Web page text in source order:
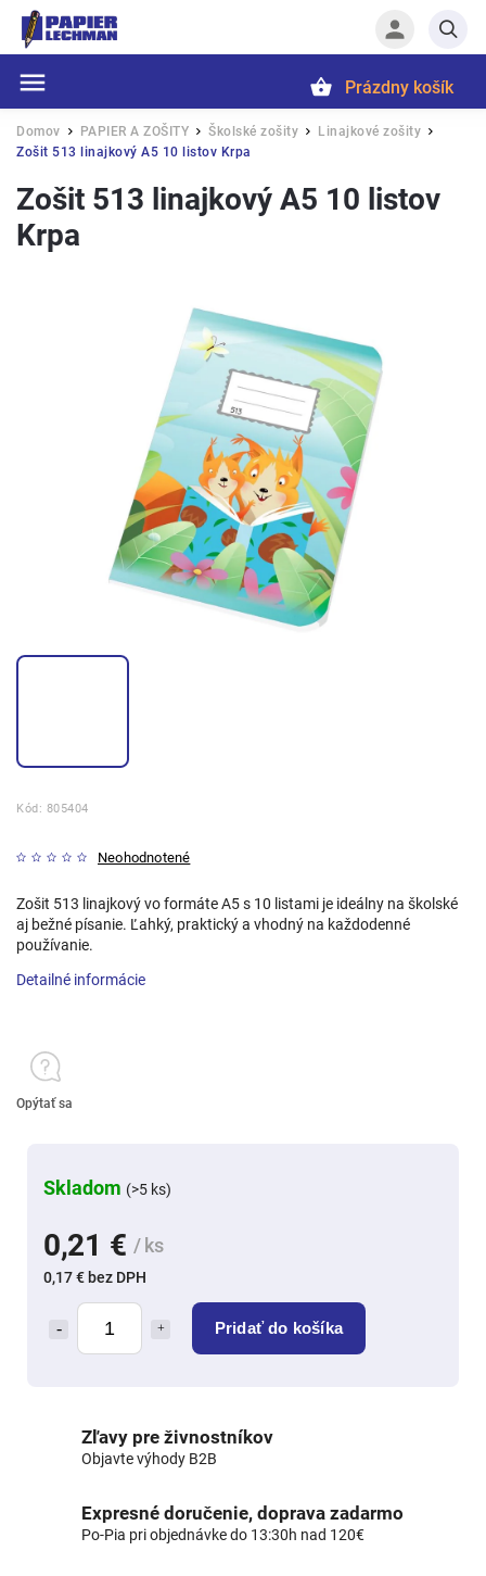
Prázdny košík
Domov / PAPIER A ZOŠITY / Školské zošity / Linajkové zošity /
Zošit 513 linajkový A5 10 listov Krpa
Zošit 513 linajkový A5 10 listov
Krpa
Kód: 805404
Neohodnotené
0,21 € / ks
0,17 € bez DPH
Pridať do košíka
Skladom (>5 ks)
Zošit 513 linajkový vo formáte A5 s 10 listami je ideálny na školské
aj bežné písanie. Ľahký, praktický a vhodný na každodenné
používanie.
Detailné informácie
Opýtať sa
Zľavy pre živnostníkov
Objavte výhody B2B
Expresné doručenie, doprava zadarmo
Po-Pia pri objednávke do 13:30h nad 120€